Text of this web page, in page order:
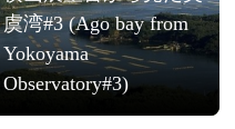
虞湾#3 (Ago bay from
Yokoyama
Observatory#3)